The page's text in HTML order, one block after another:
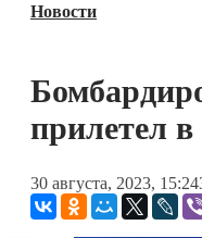
Блокчейн
Книги
Новости
прилетел
30 августа, 2023, 15:24